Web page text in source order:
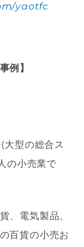
yaotfc
例】
大型の総合ス
の小売業で
、電気製品、
百貨の小売お